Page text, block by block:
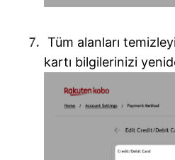
Tüm alanları
kartı bilgilerinizi